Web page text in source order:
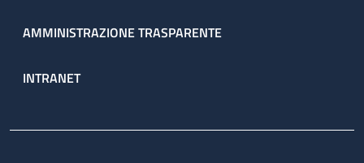
AMMINISTRAZIONE TRASPARENTE
INTRANET